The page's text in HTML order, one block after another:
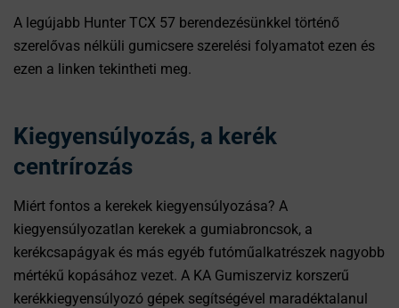
A legújabb Hunter TCX 57 berendezésünkkel történő
szerelővas nélküli gumicsere szerelési folyamatot ezen és
ezen a linken tekintheti meg.
Kiegyensúlyozás, a kerék
centrírozás
Miért fontos a kerekek kiegyensúlyozása? A
kiegyensúlyozatlan kerekek a gumiabroncsok, a
kerékcsapágyak és más egyéb futóműalkatrészek nagyobb
mértékű kopásához vezet. A KA Gumiszerviz korszerű
kerékkiegyensúlyozó gépek segítségével maradéktalanul